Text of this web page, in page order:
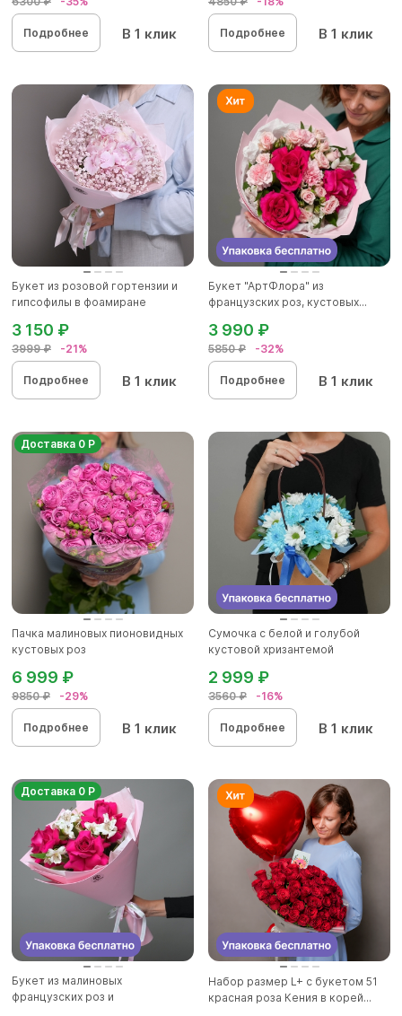
Подробнее В 1 клик Подробнее В 1 клик
Букет из розовой гортензии и
гипсофилы в фоамиране
3999 ₽ -21%
3 150 ₽
Подробнее В 1 клик
Букет "АртФлора" из
французских роз, кустовых...
5850 ₽ -32%
3 990 ₽
Подробнее В 1 клик
Доставка 0 Р
Пачка малиновых пионовидных
кустовых роз
9850 ₽ -29%
6 999 ₽
Подробнее В 1 клик
Сумочка с белой и голубой
кустовой хризантемой
3560 ₽ -16%
2 999 ₽
Подробнее В 1 клик
Доставка 0 Р
Букет из малиновых
французских роз и
Набор размер L+ с букетом 51
красная роза Кения в корей...